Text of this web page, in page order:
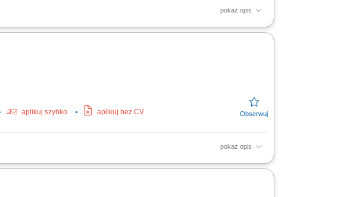
pokaż opis
oraz osprzętu. wykonywanie prac montażowych na obiektach
aplikuj szybko aplikuj bez CV
pokaż opis
technicznych na terenie nowoczesnych budynków.